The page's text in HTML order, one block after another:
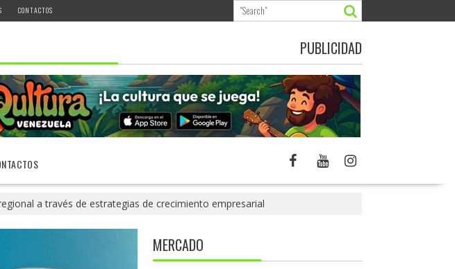
CONTACTOS
PUBLICIDAD
a través de estrategias de crecimiento empresarial
MERCADO